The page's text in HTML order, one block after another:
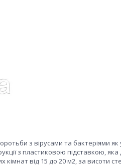
з вірусами та бактеріями як
з пластиковою підставкою,
від 15 до 20 м2, за висоти